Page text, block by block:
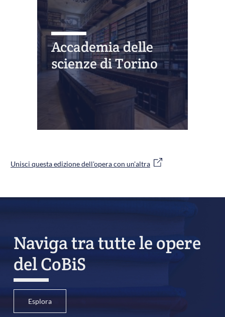
Accademia delle
scienze di Torino
Unisci questa edizione dell'opera con un'altra
Naviga tra tutte le opere
del CoBiS
Esplora